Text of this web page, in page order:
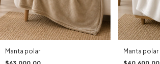
Manta polar Manta polar